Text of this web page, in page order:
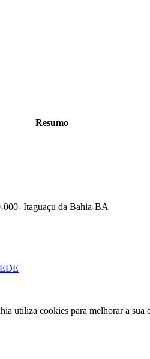
Resumo
000- Itaguaçu da Bahia-BA
utiliza cookies para melhorar a